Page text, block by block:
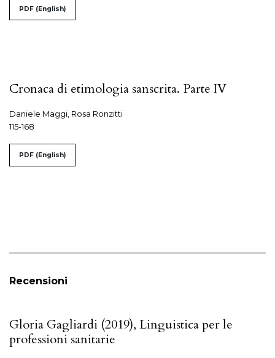
PDF (English)
Cronaca di etimologia sanscrita. Parte IV
Daniele Maggi, Rosa Ronzitti
115-168
PDF (English)
Recensioni
Gloria Gagliardi (2019), Linguistica per le
professioni sanitarie